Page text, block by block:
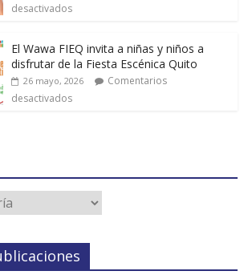
desactivados
El Wawa FIEQ invita a niñas y niños a
disfrutar de la Fiesta Escénica Quito
26 mayo, 2026
Comentarios
desactivados